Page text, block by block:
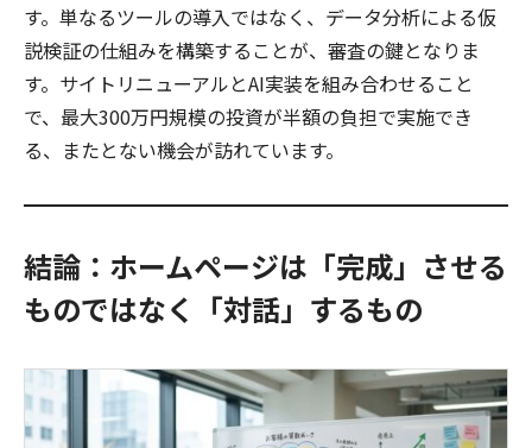
す。単なるツールの導入ではなく、データ分析による仮
説検証の仕組みを構築することが、審査の鍵となりま
す。サイトリニューアルとAI実装を組み合わせること
で、最大300万円規模の投資が半額の負担で実施でき
る、またとない機会が訪れています。
結論：ホームページは「完成」させる
ものではなく「対話」するもの